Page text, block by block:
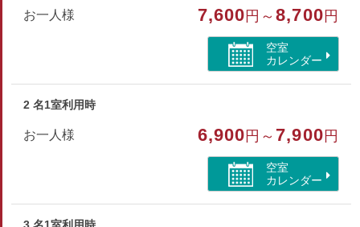
部屋特徴
お一人様 7,600 円～8,700 円
空室
カレンダー
2 名1室利用時
お一人様 6,900 円～ 7,900 円
空室
カレンダー